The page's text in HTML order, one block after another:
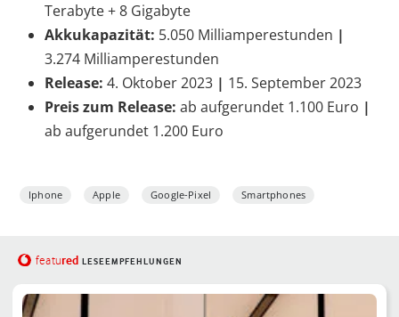
Terabyte + 8 Gigabyte
Akkukapazität: 5.050 Milliamperestunden |
3.274 Milliamperestunden
Release: 4. Oktober 2023 | 15. September 2023
Preis zum Release: ab aufgerundet 1.100 Euro |
ab aufgerundet 1.200 Euro
Iphone Apple Google-Pixel Smartphones
featured LESEEMPFEHLUNGEN